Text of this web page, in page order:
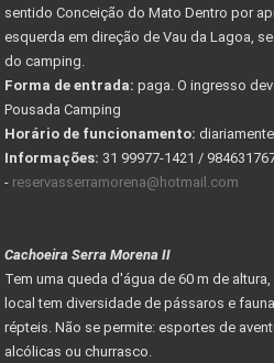
sentido Conceição do Mato Dentro por
esquerda em direção de Vau da Lagoa,
do camping.
Forma de entrada: paga. O ingresso
Pousada Camping
Horário de funcionamento:
Informações: 31 99977-1421 /
- reservasserramorena@hotmail.com
Cachoeira Serra Morena II
Tem uma queda d'água de 60 m de
local tem diversidade de pássaros e
répteis. Não se permite: esportes de
alcólicas ou churrasco.